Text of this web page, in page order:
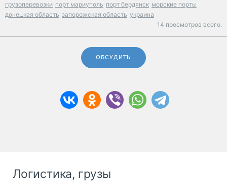
грузоперевозки порт мариуполь порт бердянск морские порты
донецкая область запорожская область украина
14 просмотров всего.
ОБСУДИТЬ
Логистика, грузы